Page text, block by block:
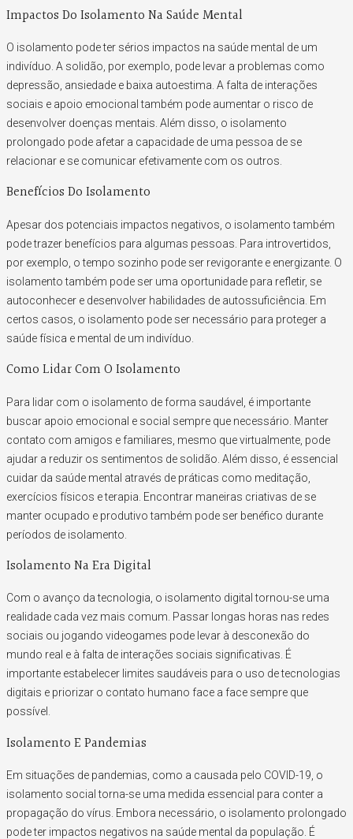
Impactos Do Isolamento Na Saúde Mental
O isolamento pode ter sérios impactos na saúde mental de um
indivíduo. A solidão, por exemplo, pode levar a problemas como
depressão, ansiedade e baixa autoestima. A falta de interações
sociais e apoio emocional também pode aumentar o risco de
desenvolver doenças mentais. Além disso, o isolamento
prolongado pode afetar a capacidade de uma pessoa de se
relacionar e se comunicar efetivamente com os outros.
Benefícios Do Isolamento
Apesar dos potenciais impactos negativos, o isolamento também
pode trazer benefícios para algumas pessoas. Para introvertidos,
por exemplo, o tempo sozinho pode ser revigorante e energizante. O
isolamento também pode ser uma oportunidade para refletir, se
autoconhecer e desenvolver habilidades de autossuficiência. Em
certos casos, o isolamento pode ser necessário para proteger a
saúde física e mental de um indivíduo.
Como Lidar Com O Isolamento
Para lidar com o isolamento de forma saudável, é importante
buscar apoio emocional e social sempre que necessário. Manter
contato com amigos e familiares, mesmo que virtualmente, pode
ajudar a reduzir os sentimentos de solidão. Além disso, é essencial
cuidar da saúde mental através de práticas como meditação,
exercícios físicos e terapia. Encontrar maneiras criativas de se
manter ocupado e produtivo também pode ser benéfico durante
períodos de isolamento.
Isolamento Na Era Digital
Com o avanço da tecnologia, o isolamento digital tornou-se uma
realidade cada vez mais comum. Passar longas horas nas redes
sociais ou jogando videogames pode levar à desconexão do
mundo real e à falta de interações sociais significativas. É
importante estabelecer limites saudáveis para o uso de tecnologias
digitais e priorizar o contato humano face a face sempre que
possível.
Isolamento E Pandemias
Em situações de pandemias, como a causada pelo COVID-19, o
isolamento social torna-se uma medida essencial para conter a
propagação do vírus. Embora necessário, o isolamento prolongado
pode ter impactos negativos na saúde mental da população. É